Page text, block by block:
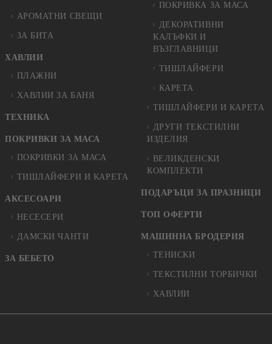
АРОМАТНИ СВЕЩИ
ЗА БИТА
ХАВЛИИ
ПЛАЖНИ
ХАВЛИИ ЗА БАНЯ
ТЕХНИКА
ПОКРИВКИ ЗА МАСА
ПОКРИВКИ ЗА МАСА
ТИШЛАЙФЕРИ И КАРЕТА
АКСЕСОАРИ
НЕСЕСЕРИ
ДАМСКИ ЧАНТИ
ЗА БЕБЕТО
ПОКРИВКА ЗА МАСА
ДЕКОРАТИВНИ
КАЛЪФКИ И
ВЪЗГЛАВНИЦИ
ТИШЛАЙФЕРИ
КАРЕТА
ТИШЛАЙФЕРИ И КАРЕТА
ДРУГИ ТЕКСТИЛНИ
ИЗДЕЛИЯ
ВЕЛИКДЕНСКИ
КОМПЛЕКТИ
ПОДАРЪЦИ ЗА ПРАЗНИЦИ
ТОП ОФЕРТИ
МАШИННА БРОДЕРИЯ
ТЕНИСКИ
ТЕКСТИЛНИ ТОРБИЧКИ
ХАВЛИИ